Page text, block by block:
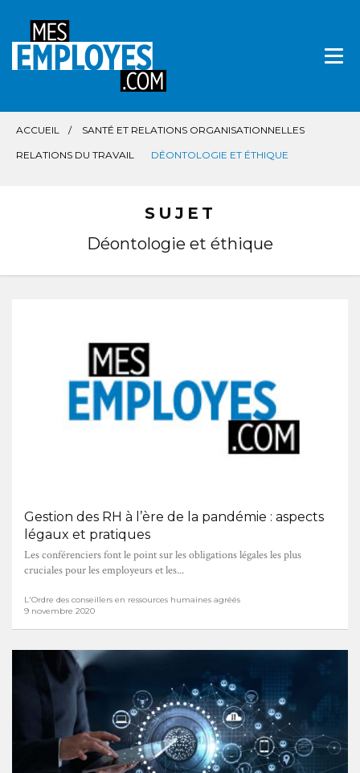
ACCUEIL SANTÉ ET RELATIONS ORGANISATIONNELLES
RELATIONS DU TRAVAIL DÉONTOLOGIE ET ÉTHIQUE
SUJET
Déontologie et éthique
Gestion des RH à l’ère de la pandémie : aspects
légaux et pratiques
Les conférenciers font le point sur les obligations légales les plus
cruciales pour les employeurs et les...
L'Ordre des conseillers en ressources humaines agréés
9 novembre 2020